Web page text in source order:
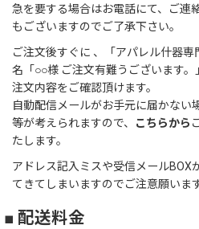
急を要する場合はお電話にて、ご連
もございますのでご了承下さい。
ご注文後すぐに 、「アパレル什器
名「○○様 ご注文有難うございます
注文内容をご確認頂けます。
自動配信メールがお手元に届かない
等が考えられますので、
こちらから
たします。
アドレス記入ミスや受信メールBOX
てきてしまいますのでご注意願います
■ 配送料金